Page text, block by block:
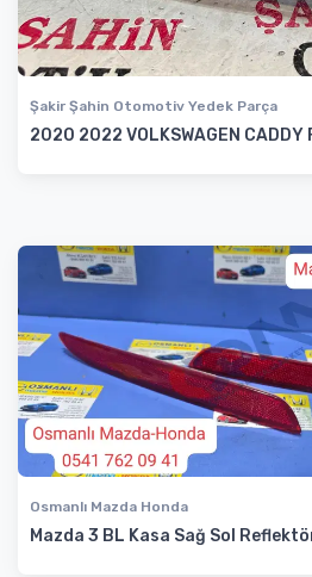
Şakir Şahin Otomotiv Yedek Parça
2020 2022 VOLKSWAGEN CADDY
Osmanlı Mazda Honda
Mazda 3 BL Kasa Sağ Sol